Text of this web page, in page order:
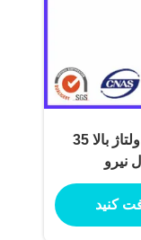
مقره های تعلیق پلیمری ولتاژ بالا 35
نیرو
کنید